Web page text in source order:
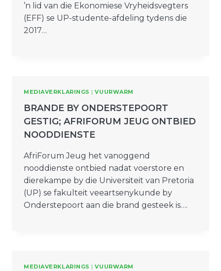
’n lid van die Ekonomiese Vryheidsvegters
(EFF) se UP-studente-afdeling tydens die
2017…
MEDIAVERKLARINGS |VUURWARM
BRANDE BY ONDERSTEPOORT
GESTIG; AFRIFORUM JEUG ONTBIED
NOODDIENSTE
AfriForum Jeug het vanoggend
nooddienste ontbied nadat voerstore en
dierekampe by die Universiteit van Pretoria
(UP) se fakulteit veeartsenykunde by
Onderstepoort aan die brand gesteek is….
MEDIAVERKLARINGS |VUURWARM